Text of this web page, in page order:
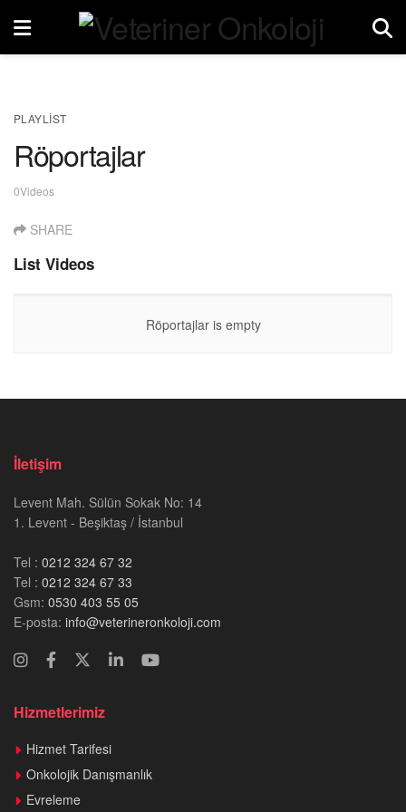
PLAYLIST
Röportajlar
0Videos
SHARE
List Videos
Röportajlar is empty
İletişim
Levent Mah. Sülün Sokak No: 14
1. Levent - Beşiktaş / İstanbul
Tel : 0212 324 67 32
Tel : 0212 324 67 33
Gsm: 0530 403 55 05
E-posta: info@veterineronkoloji.com
Hizmetlerimiz
Hizmet Tarifesi
Onkolojik Danışmanlık
Evreleme